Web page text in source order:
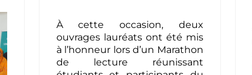
À cette occasion, deux
ouvrages lauréats ont été mis
à l’honneur lors d’un Marathon
de lecture réunissant